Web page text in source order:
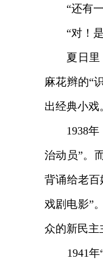
“还有一
“对！是‘
夏日里，
麻花辫的“
出经典小戏
1938年，
治动员”。
背诵给老
戏剧电影”
众的新民主
1941年“